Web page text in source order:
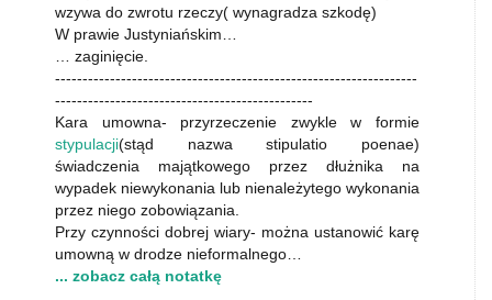
wzywa do zwrotu rzeczy( wynagradza szkodę)
W prawie Justyniańskim…
… zaginięcie.
------------------------------------------------------------------
-----------------------------------------------
Kara umowna- przyrzeczenie zwykle w formie
stypulacji(stąd nazwa stipulatio poenae)
świadczenia majątkowego przez dłużnika na
wypadek niewykonania lub nienależytego wykonania
przez niego zobowiązania.
Przy czynności dobrej wiary- można ustanowić karę
umowną w drodze nieformalnego…
... zobacz całą notatkę